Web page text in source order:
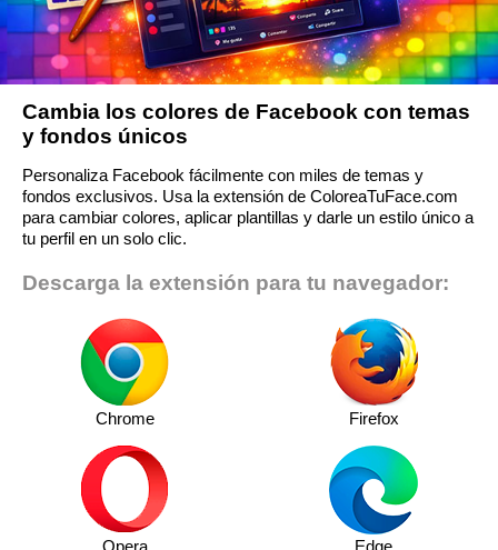
Cambia los colores de Facebook con temas
y fondos únicos
Personaliza Facebook fácilmente con miles de temas y
fondos exclusivos. Usa la extensión de ColoreaTuFace.com
para cambiar colores, aplicar plantillas y darle un estilo único a
tu perfil en un solo clic.
Descarga la extensión para tu navegador:
Chrome Firefox
Opera Edge